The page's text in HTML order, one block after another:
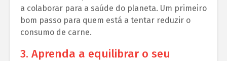
a colaborar para a saúde do planeta. Um primeiro
bom passo para quem está a tentar reduzir o
consumo de carne.
3. Aprenda a equilibrar o seu